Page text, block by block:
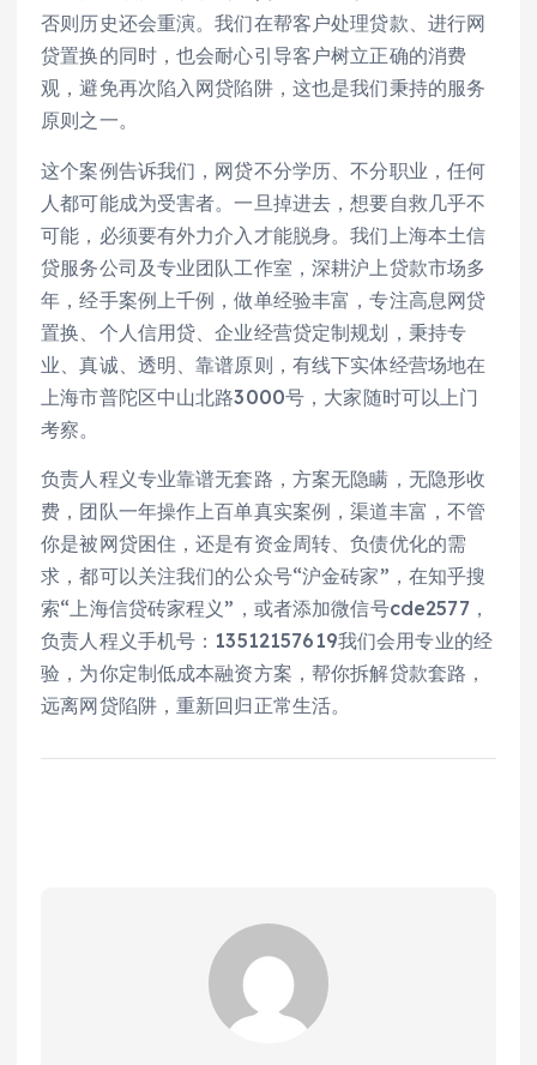
否则历史还会重演。我们在帮客户处理贷款、进行网
贷置换的同时，也会耐心引导客户树立正确的消费
观，避免再次陷入网贷陷阱，这也是我们秉持的服务
原则之一。
这个案例告诉我们，网贷不分学历、不分职业，任何
人都可能成为受害者。一旦掉进去，想要自救几乎不
可能，必须要有外力介入才能脱身。我们上海本土信
贷服务公司及专业团队工作室，深耕沪上贷款市场多
年，经手案例上千例，做单经验丰富，专注高息网贷
置换、个人信用贷、企业经营贷定制规划，秉持专
业、真诚、透明、靠谱原则，有线下实体经营场地在
上海市普陀区中山北路3000号，大家随时可以上门
考察。
负责人程义专业靠谱无套路，方案无隐瞒，无隐形收
费，团队一年操作上百单真实案例，渠道丰富，不管
你是被网贷困住，还是有资金周转、负债优化的需
求，都可以关注我们的公众号“沪金砖家”，在知乎搜
索“上海信贷砖家程义”，或者添加微信号cde2577，
负责人程义手机号：13512157619我们会用专业的经
验，为你定制低成本融资方案，帮你拆解贷款套路，
远离网贷陷阱，重新回归正常生活。